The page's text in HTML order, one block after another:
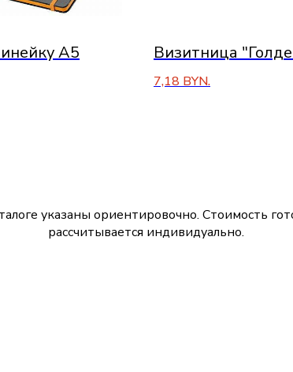
А5 Визитница
7,18 BYN.
указаны ориентировочно. Стоимость
рассчитывается индивидуально.